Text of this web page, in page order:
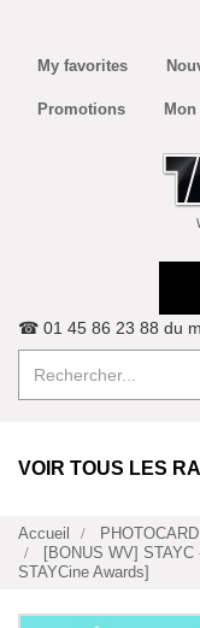
My favorites
Promotions
☎ 01 45 86 23 88 du
VOIR TOUS LES
Accueil
[BONUS WV]
STAYCine Awards]